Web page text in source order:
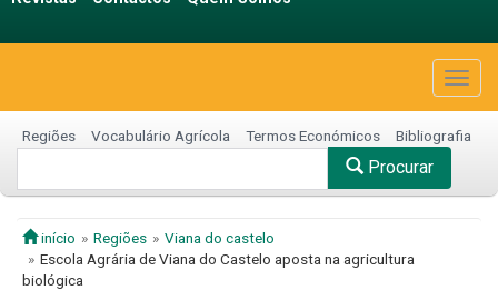
Regiões Vocabulário Agrícola Termos Económicos Bibliografia
Procurar
início Regiões
Viana do castelo
Escola Agrária de Viana do Castelo aposta na agricultura
biológica